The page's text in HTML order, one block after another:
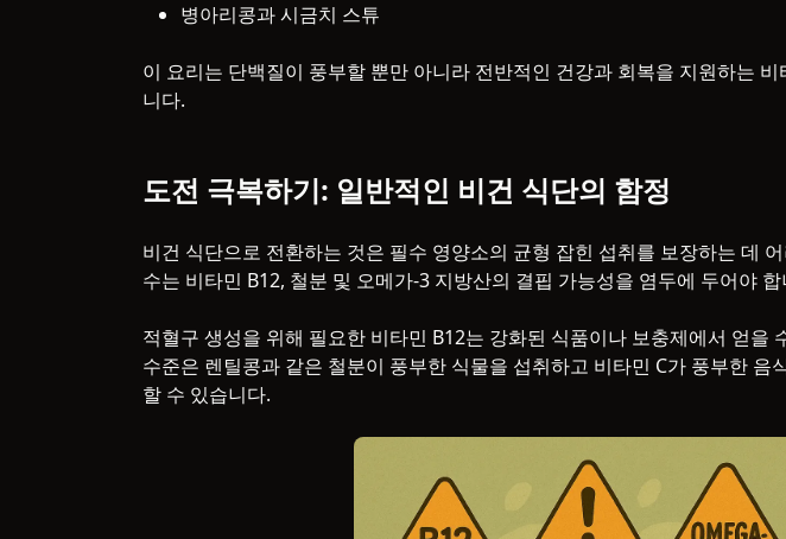
병아리콩과 시금치 스튜
이 요리는 단백질이 풍부할 뿐만 아니라 전반적인 건강과 회복을 지원하는
니다.
도전 극복하기: 일반적인 비건 식단의 함정
비건 식단으로 전환하는 것은 필수 영양소의 균형 잡힌 섭취를 보장하는 데
수는 비타민 B12, 철분 및 오메가-3 지방산의 결핍 가능성을 염두에 두어야 합
적혈구 생성을 위해 필요한 비타민 B12는 강화된 식품이나 보충제에서 얻을
수준은 렌틸콩과 같은 철분이 풍부한 식물을 섭취하고 비타민 C가 풍부한 음
할 수 있습니다.